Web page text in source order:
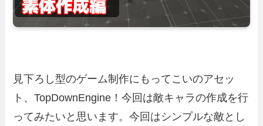
見下ろし型のゲーム制作にもってこいのアセッ
ト、TopDownEngine！今回は敵キャラの作成を行
ってみたいと思います。今回はシンプルな敵とし